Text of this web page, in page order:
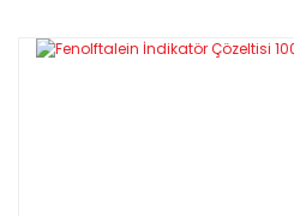
Yorum